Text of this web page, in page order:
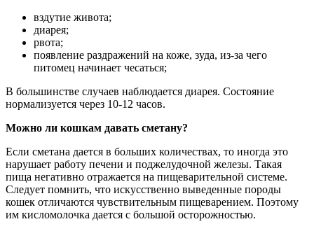
вздутие живота;
диарея;
рвота;
появление раздражений на коже, зуда, из-за чего
питомец начинает чесаться;
В большинстве случаев наблюдается диарея. Состояние
нормализуется через 10-12 часов.
Можно ли кошкам давать сметану?
Если сметана дается в больших количествах, то иногда это
нарушает работу печени и поджелудочной железы. Такая
пища негативно отражается на пищеварительной системе.
Следует помнить, что искусственно выведенные породы
кошек отличаются чувствительным пищеварением. Поэтому
им кисломолочка дается с большой осторожностью.